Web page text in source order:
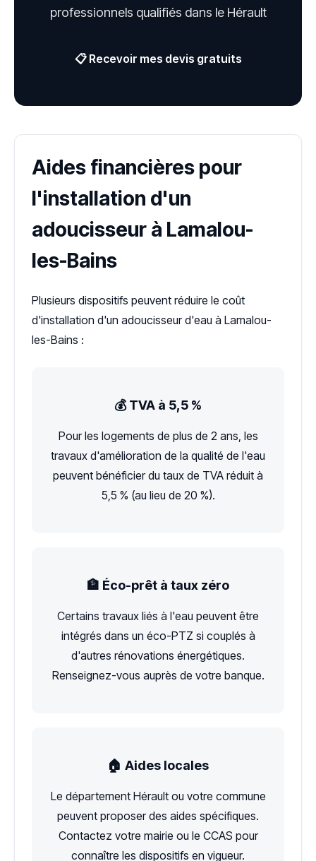
professionnels qualifiés dans le Hérault
📋 Recevoir mes devis gratuits
Aides financières pour
l'installation d'un
adoucisseur à Lamalou-
les-Bains
Plusieurs dispositifs peuvent réduire le coût
d'installation d'un adoucisseur d'eau à Lamalou-
les-Bains :
💰 TVA à 5,5 %
Pour les logements de plus de 2 ans, les
travaux d'amélioration de la qualité de l'eau
peuvent bénéficier du taux de TVA réduit à
5,5 % (au lieu de 20 %).
🏦 Éco-prêt à taux zéro
Certains travaux liés à l'eau peuvent être
intégrés dans un éco-PTZ si couplés à
d'autres rénovations énergétiques.
Renseignez-vous auprès de votre banque.
🏠 Aides locales
Le département Hérault ou votre commune
peuvent proposer des aides spécifiques.
Contactez votre mairie ou le CCAS pour
connaître les dispositifs en vigueur.